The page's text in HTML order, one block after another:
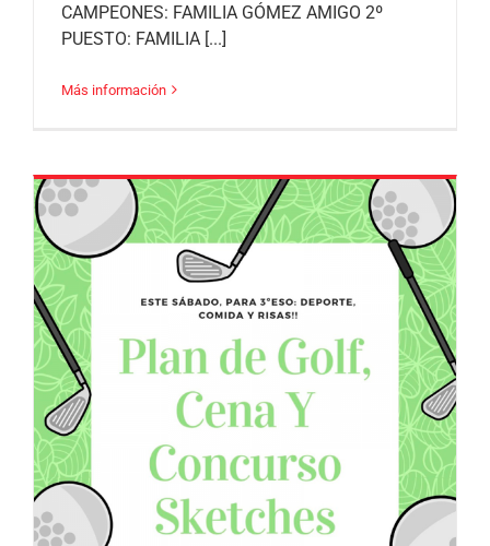
CAMPEONES: FAMILIA GÓMEZ AMIGO 2º
PUESTO: FAMILIA [...]
Más información